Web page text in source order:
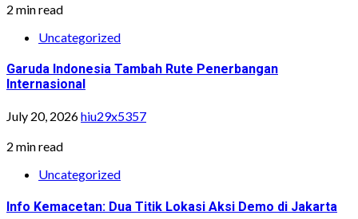
2 min read
Uncategorized
Garuda Indonesia Tambah Rute Penerbangan
Internasional
July 20, 2026hiu29x5357
2 min read
Uncategorized
Info Kemacetan: Dua Titik Lokasi Aksi Demo di Jakarta